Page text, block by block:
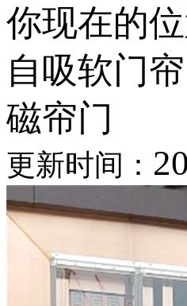
你现在的位
自吸软门帘
磁帘门
更新时间：